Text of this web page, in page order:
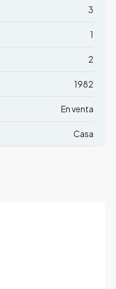
3
1
2
1982
En venta
Casa